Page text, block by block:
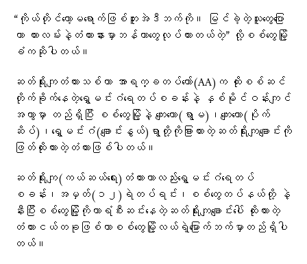
“ကိုယ်တိုင်တော့မရောက်ဖြစ်ဘူးအဲဒီဘက်ကို။ မြင်ခဲ့တဲ့သူတွေပြော
တာ ကားလမ်းနဲ့တံတားနားမှာဘန်ကာတွေလုပ်ထားတယ်တဲ့” လို့စစ်တွေမြို့
ခံကဆိုပါတယ်။
ဆတ်ရိုးကျတံတားသစ်ဟာ အာရက္ခတပ်တော်(AA)က ထိုးစစ်ဆင်
တိုက်ခိုက်နေတဲ့ရွှေမင်းဂံရေတပ်စခန်းနဲ့ နှစ်မိုင်ဝန်းကျင်
အကွာမှာ တည်ရှိပြီး စစ်တွေမြို့နဲ့ ကျေးတော(ရွာမ)၊ကျေးတော(ပိုက်
ဆိပ်)၊ရွှေမင်းဂံ(ချောင်းနွယ်)ရွာတို့ကိုခြားထားတဲ့ဆတ်ရိုးကျချောင်းကို
ဖြတ်ထိုးထားတဲ့တံတားဖြစ်ပါတယ်။
ဆတ်ရိုးကျ(ကယ်ဆယ်ရေး)တံတားဟာလည်းရွှေမင်းဂံရေတပ်
စခန်း၊အမှတ်(၁၂)ရဲတပ်ရင်း၊စစ်တွေတပ်နယ်တို့ နဲ့
နီးပြီးစစ်တွေမြို့ကိုကာရံစီးဆင်းနေတဲ့ဆတ်ရိုးကျချောင်းပေါ် ထိုးထားတဲ့
တံတားငယ်တခုဖြစ်ကာစစ်တွေမြို့လယ်ရဲ့မြောက်ဘက်မှာတည်ရှိပါ
တယ်။